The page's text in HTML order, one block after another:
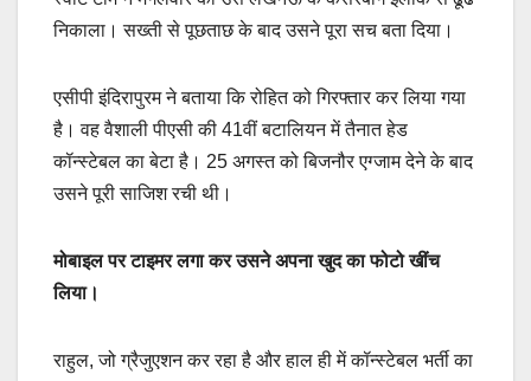
निकाला। सख्ती से पूछताछ के बाद उसने पूरा सच बता दिया।
एसीपी इंदिरापुरम ने बताया कि रोहित को गिरफ्तार कर लिया गया
है। वह वैशाली पीएसी की 41वीं बटालियन में तैनात हेड
कॉन्स्टेबल का बेटा है। 25 अगस्त को बिजनौर एग्जाम देने के बाद
उसने पूरी साजिश रची थी।
मोबाइल पर टाइमर लगा कर उसने अपना खुद का फोटो खींच
लिया।
राहुल, जो ग्रैजुएशन कर रहा है और हाल ही में कॉन्स्टेबल भर्ती का